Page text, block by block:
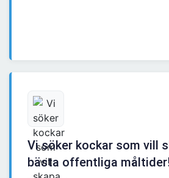
Vi söker kockar som vill
bästa offentliga